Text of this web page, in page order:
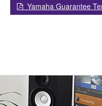
Yamaha Guarantee